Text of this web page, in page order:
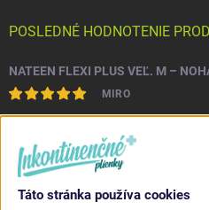
POSLEDNÉ HODNOTENIE
NATEEN FLEXI PLUS VEĽ. M –
MIRO
nepretekajú po stranách.
Táto stránka používa cookies